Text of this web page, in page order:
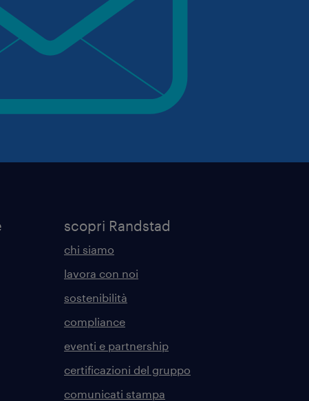
scopri Randstad
chi siamo
lavora con noi
sostenibilità
compliance
eventi e partnership
certificazioni del gruppo
comunicati stampa